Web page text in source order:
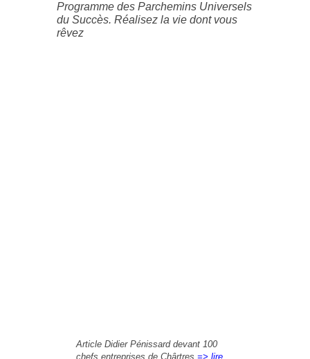
Programme des Parchemins Universels
du Succès. Réalisez la vie dont vous
rêvez
Article Didier Pénissard devant 100
chefs entreprises de Chârtres => lire